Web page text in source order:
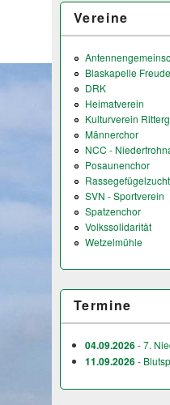
Vereine
Blaskapelle
DRK
Heimatverein
Kulturverein
Männerchor
NCC -
Posaunenchor
SVN - Sportverein
Spatzenchor
Volkssolidarität
Wetzelmühle
Termine
04.09.2026- 7.
11.09.2026-